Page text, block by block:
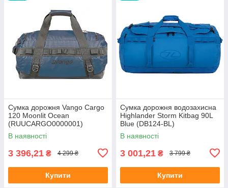
Сумка дорожня Vango Cargo
120 Moonlit Ocean
(RUUCARGO0000001)
В наявності
3 396,21 ₴ 4 299 ₴
Купити
Сумка дорожня водозахисна
Highlander Storm Kitbag 90L
Blue (DB124-BL)
В наявності
3 001,21 ₴ 3 799 ₴
Купити